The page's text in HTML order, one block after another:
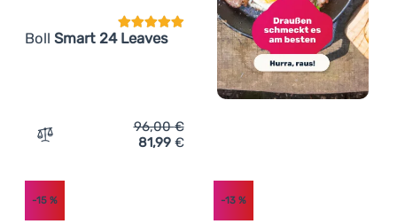
Boll Smart 24 Leaves
Zum Vergleich 'Schulranzen Boll Smart 24 Leaves'
96,00€
81,99 €
-15 % -13%